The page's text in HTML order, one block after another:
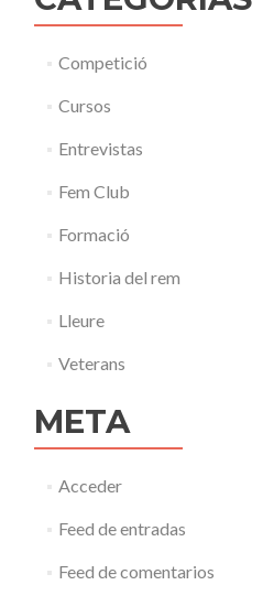
Competició
Cursos
Entrevistas
Fem Club
Formació
Historia del rem
Lleure
Veterans
META
Acceder
Feed de entradas
Feed de comentarios